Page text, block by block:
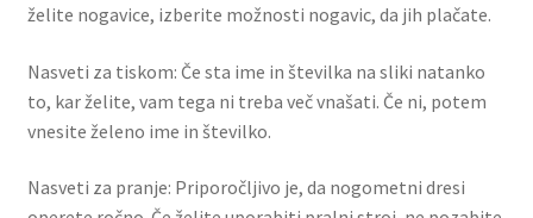
želite nogavice, izberite možnosti nogavic, da jih plačate.
Nasveti za tiskom: Če sta ime in številka na sliki natanko
to, kar želite, vam tega ni treba več vnašati. Če ni, potem
vnesite želeno ime in številko.
Nasveti za pranje: Priporočljivo je, da nogometni dresi